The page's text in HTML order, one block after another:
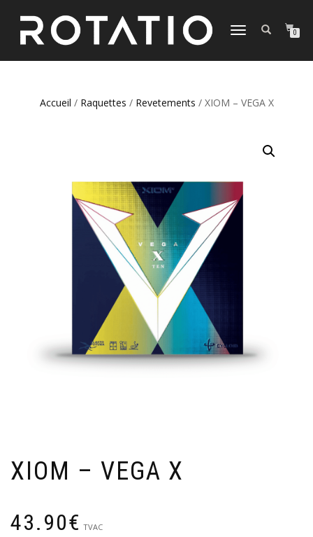
DÉPLIER
0
Accueil / Raquettes / Revetements / XIOM – VEGA X
XIOM – VEGA X
43.90€ TVAC